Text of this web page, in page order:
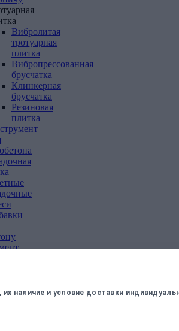
Вибролитая
тротуарная
плитка
Вибропрессованная
брусчатка
Клинкерная
брусчатка
Резиновая
плитка
наличие и условие доставки